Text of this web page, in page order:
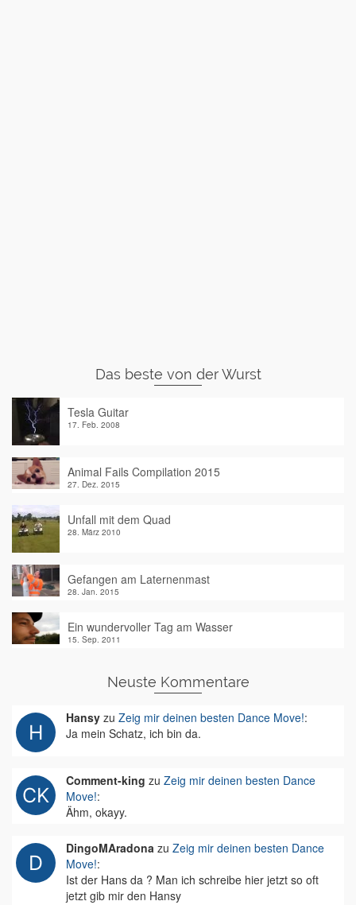
Das beste von der Wurst
Tesla Guitar
17. Feb. 2008
Animal Fails Compilation 2015
27. Dez. 2015
Unfall mit dem Quad
28. März 2010
Gefangen am Laternenmast
28. Jan. 2015
Ein wundervoller Tag am Wasser
15. Sep. 2011
Neuste Kommentare
Hansy zu Zeig mir deinen besten Dance Move!:
Ja mein Schatz, ich bin da.
Comment-king zu Zeig mir deinen besten Dance
Move!:
Ähm, okayy.
DingoMAradona zu Zeig mir deinen besten Dance
Move!:
Ist der Hans da ? Man ich schreibe hier jetzt so oft
jetzt gib mir den Hansy